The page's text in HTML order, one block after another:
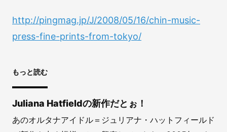
http://pingmag.jp/J/2008/05/16/chin-music-
press-fine-prints-from-tokyo/
もっと読む
Juliana Hatfieldの新作だとぉ！
あのオルタナアイドル＝ジュリアナ・ハットフィールド